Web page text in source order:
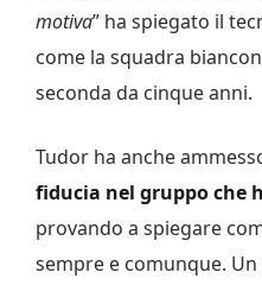
motiva” ha spiegato il
come la squadra
seconda da cinque anni.
Tudor ha anche
fiducia nel gruppo che
provando a spiegare
sempre e comunque.